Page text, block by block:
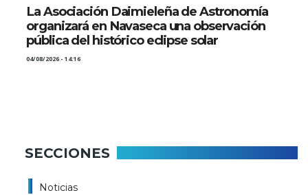
La Asociación Daimieleña de Astronomía
organizará en Navaseca una observación
pública del histórico eclipse solar
04/08/2026 - 14:16
SECCIONES
Noticias